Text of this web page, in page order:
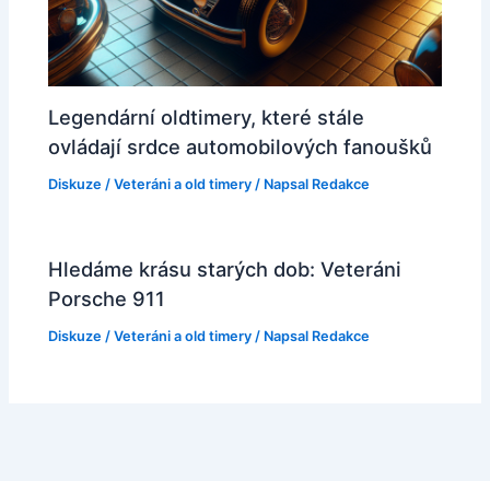
Legendární oldtimery, které stále
ovládají srdce automobilových fanoušků
Diskuze /Veteráni a old timery / Napsal Redakce
Hledáme krásu starých dob: Veteráni
Porsche 911
Diskuze /Veteráni a old timery / Napsal Redakce